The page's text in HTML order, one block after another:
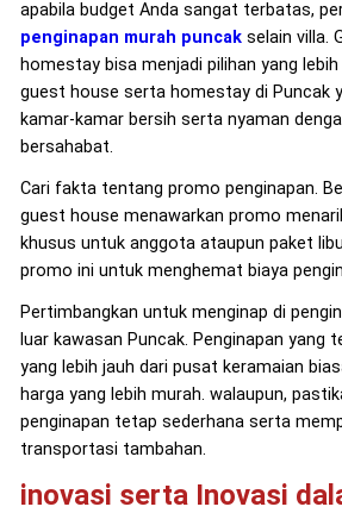
apabila budget Anda sangat terbatas,
penginapan murah puncakselain villa.
homestay bisa menjadi pilihan yang
guest house serta homestay di Puncak
kamar-kamar bersih serta nyaman
bersahabat.
Cari fakta tentang promo penginapan.
guest house menawarkan promo
khusus untuk anggota ataupun paket
promo ini untuk menghemat biaya
Pertimbangkan untuk menginap di
luar kawasan Puncak. Penginapan yang
yang lebih jauh dari pusat keramaian
harga yang lebih murah. walaupun,
penginapan tetap sederhana serta
transportasi tambahan.
inovasi serta Inovasi